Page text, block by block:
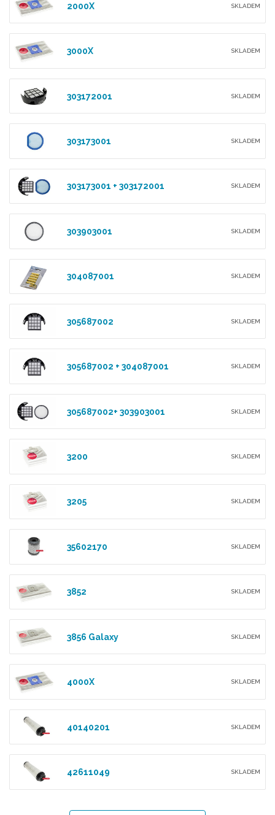
2000X SKLADEM
3000X SKLADEM
303172001 SKLADEM
303173001 SKLADEM
303173001 + 303172001 SKLADEM
303903001 SKLADEM
304087001 SKLADEM
305687002 SKLADEM
305687002 + 304087001 SKLADEM
305687002+ 303903001 SKLADEM
3200 SKLADEM
3205 SKLADEM
35602170 SKLADEM
3852 SKLADEM
3856 Galaxy SKLADEM
4000X SKLADEM
40140201 SKLADEM
42611049 SKLADEM